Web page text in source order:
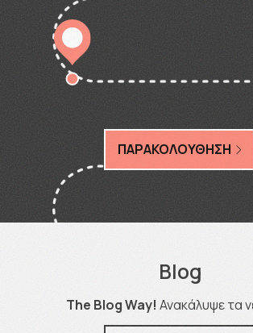
ΠΑΡΑΚΟΛΟΥΘΗΣΗ
Blog
The Blog Way! Ανακάλυψε τα